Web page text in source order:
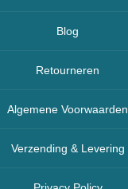
Blog
Retourneren
Algemene Voorwaarden
Verzending & Levering